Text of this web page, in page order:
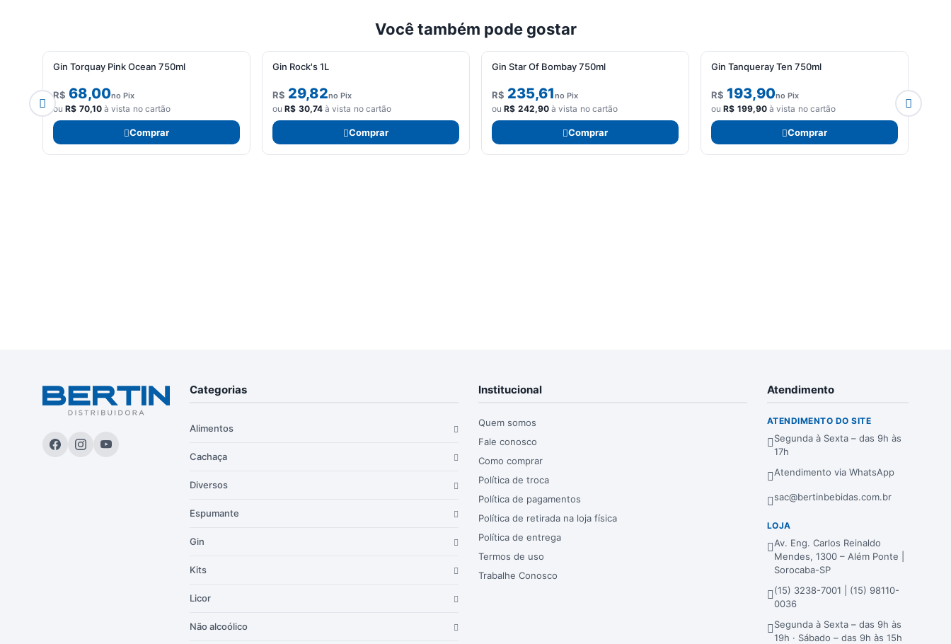
Você também pode gostar
Gin Torquay Pink Ocean 750ml
R$ 68,00no Pix
ouR$ 70,10à vista no cartão
Comprar
Gin Rock's 1L
R$ 29,82no Pix
ouR$ 30,74à vista no cartão
Comprar
Gin Star Of Bombay 750ml
R$ 235,61no Pix
ouR$ 242,90à vista no cartão
Comprar
Gin Tanqueray Ten 750ml
R$ 193,90no Pix
ouR$ 199,90à vista no cartão
Comprar
Categorias
Alimentos
Cachaça
Diversos
Espumante
Gin
Kits
Licor
Não alcoólico
Institucional
Quem somos
Fale conosco
Como comprar
Política de troca
Política de pagamentos
Política de retirada na loja física
Política de entrega
Termos de uso
Trabalhe Conosco
Atendimento
ATENDIMENTO DO SITE
Segunda à Sexta – das 9h às
17h
Atendimento via WhatsApp
sac@bertinbebidas.com.br
LOJA
Av. Eng. Carlos Reinaldo
Mendes, 1300 – Além Ponte |
Sorocaba-SP
(15) 3238-7001 | (15) 98110-
0036
Segunda à Sexta – das 9h às
19h · Sábado – das 9h às 15h